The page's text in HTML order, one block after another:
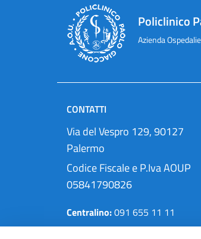
Policlinico
Azienda
CONTATTI
Via del Vespro 129, 90127
Palermo
Codice Fiscale e P.Iva AOUP
05841790826
Centralino:091 655 11 11
Pec: